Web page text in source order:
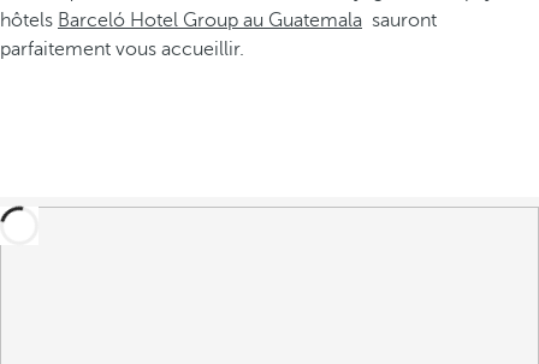
hôtels Barceló Hotel Group au Guatemala sauront
parfaitement vous accueillir.